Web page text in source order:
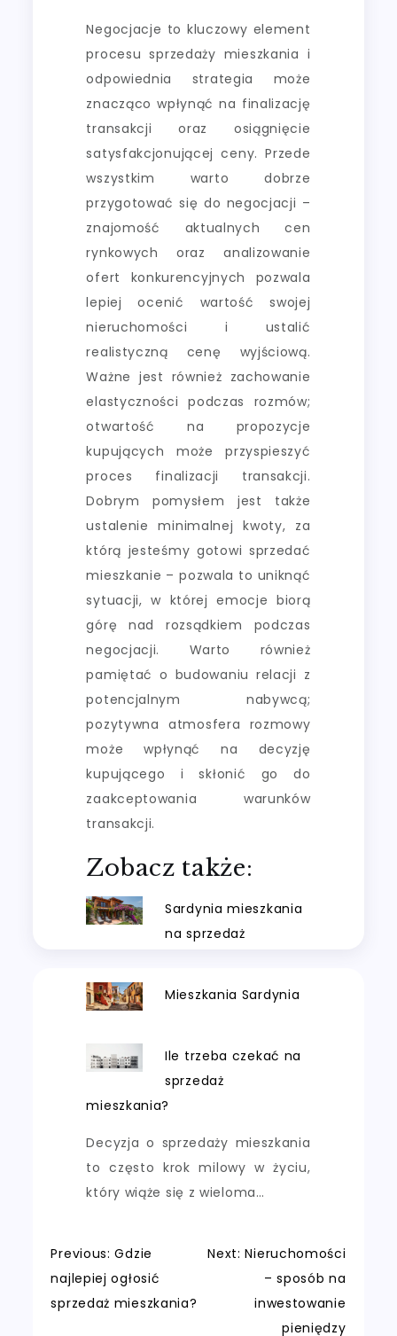
Negocjacje to kluczowy element
procesu sprzedaży mieszkania i
odpowiednia strategia może
znacząco wpłynąć na finalizację
transakcji oraz osiągnięcie
satysfakcjonującej ceny. Przede
wszystkim warto dobrze
przygotować się do negocjacji –
znajomość aktualnych cen
rynkowych oraz analizowanie
ofert konkurencyjnych pozwala
lepiej ocenić wartość swojej
nieruchomości i ustalić
realistyczną cenę wyjściową.
Ważne jest również zachowanie
elastyczności podczas rozmów;
otwartość na propozycje
kupujących może przyspieszyć
proces finalizacji transakcji.
Dobrym pomysłem jest także
ustalenie minimalnej kwoty, za
którą jesteśmy gotowi sprzedać
mieszkanie – pozwala to uniknąć
sytuacji, w której emocje biorą
górę nad rozsądkiem podczas
negocjacji. Warto również
pamiętać o budowaniu relacji z
potencjalnym nabywcą;
pozytywna atmosfera rozmowy
może wpłynąć na decyzję
kupującego i skłonić go do
zaakceptowania warunków
transakcji.
Zobacz także:
Sardynia mieszkania
na sprzedaż
Mieszkania Sardynia
Ile trzeba czekać na
sprzedaż
mieszkania?
Decyzja o sprzedaży mieszkania
to często krok milowy w życiu,
który wiąże się z wieloma…
Nawigacja
wpisu
Previous: Gdzie
najlepiej ogłosić
sprzedaż mieszkania?
Next: Nieruchomości
– sposób na
inwestowanie
pieniędzy